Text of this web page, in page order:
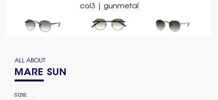
col3 | gunmetal
ALL ABOUT
MARE SUN
size: